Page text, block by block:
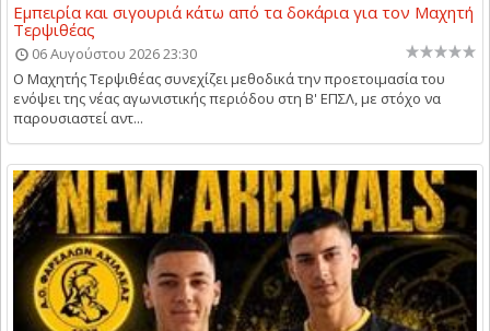
Εμπειρία και σιγουριά κάτω από τα δοκάρια για τον Μαχητή
Τερψιθέας
06 Αυγούστου 2026 23:30
Ο Μαχητής Τερψιθέας συνεχίζει μεθοδικά την προετοιμασία του
ενόψει της νέας αγωνιστικής περιόδου στη Β' ΕΠΣΛ, με στόχο να
παρουσιαστεί αντ...